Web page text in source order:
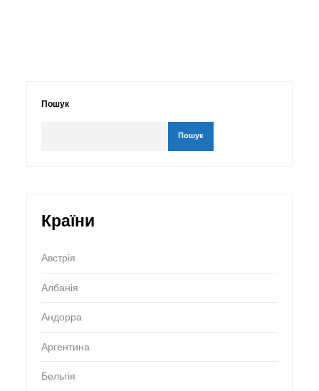
Пошук
Пошук
Країни
Австрія
Албанія
Андорра
Аргентина
Бельгія